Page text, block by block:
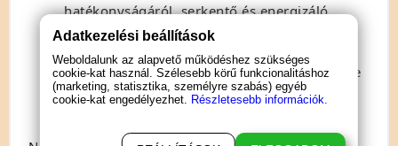
hatékonyságáról, serkentő és energizáló
hatásáról.
A ginkgo kivonatok könnyen felszívódnak a
bőrben és bekerülnek a véráramba, így fejtve
ki az extra erejüket és serkentő hatásukat.
Bőrgyógyászatilag tesztelt.
Adatkezelési beállítások
Weboldalunk az alapvető működéshez szükséges
cookie-kat használ. Szélesebb körű funkcionalitáshoz
(marketing, statisztika, személyre szabás) egyéb
cookie-kat engedélyezhet. Részletesebb információk.